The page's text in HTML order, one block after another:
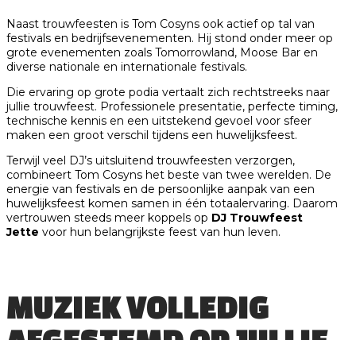
Naast trouwfeesten is Tom Cosyns ook actief op tal van
festivals en bedrijfsevenementen. Hij stond onder meer op
grote evenementen zoals Tomorrowland, Moose Bar en
diverse nationale en internationale festivals.
Die ervaring op grote podia vertaalt zich rechtstreeks naar
jullie trouwfeest. Professionele presentatie, perfecte timing,
technische kennis en een uitstekend gevoel voor sfeer
maken een groot verschil tijdens een huwelijksfeest.
Terwijl veel DJ’s uitsluitend trouwfeesten verzorgen,
combineert Tom Cosyns het beste van twee werelden. De
energie van festivals en de persoonlijke aanpak van een
huwelijksfeest komen samen in één totaalervaring. Daarom
vertrouwen steeds meer koppels op DJ Trouwfeest
Jette voor hun belangrijkste feest van hun leven.
MUZIEK VOLLEDIG